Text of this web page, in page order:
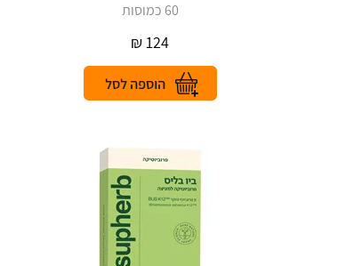
60 כמוסות
124
₪